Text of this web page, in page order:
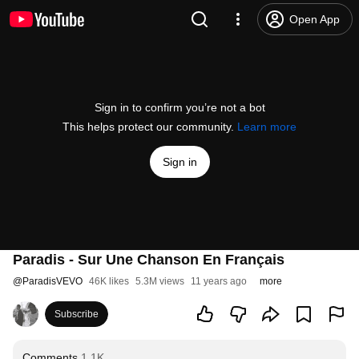
Open App
Sign in to confirm you’re not a bot
This helps protect our community. Learn more
Sign in
Paradis - Sur Une Chanson En Français
@ParadisVEVO 46K likes 5.3M views 11 years ago more
Subscribe